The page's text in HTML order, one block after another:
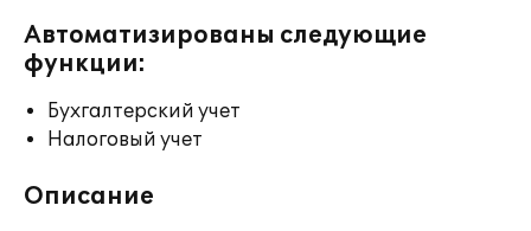
Автоматизированы следующие
функции:
Бухгалтерский учет
Налоговый учет
Описание